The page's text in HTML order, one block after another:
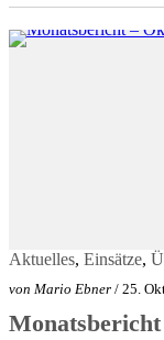
Aktuelles, Einsätze,
von Mario Ebner / 25.